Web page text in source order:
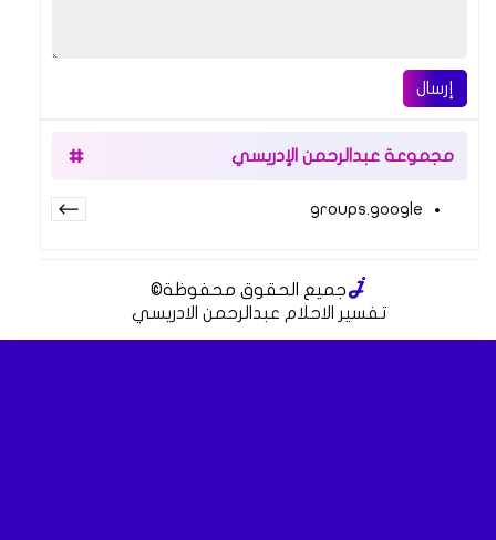
إرسال
مجموعة عبدالرحمن الإدريسي
groups.google
جميع الحقوق محفوظة©
تفسير الاحلام عبدالرحمن الادريسي